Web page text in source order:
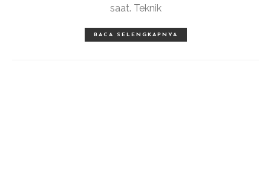
saat. Teknik
BACA SELENGKAPNYA